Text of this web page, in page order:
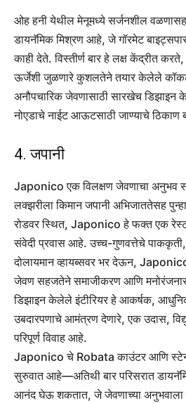
ओह हनी येथील मेनूमध्ये सर्जनशील
डायनॅमिक मिश्रण आहे, जे गॉरमेट बाइट्सपासून
काही देते. विस्तीर्ण बार हे लक्ष केंद्रीत
ऊर्जेशी जुळणारे कुशलतेने तयार केलेले
अनौपचारिक जेवणासाठी सारखेच
नोएडाचे नाईट आऊटसाठी जाण्याचे ठिकाण
4. जपानी
Japonico एक विलक्षण जेवणाचा अनुभव
लक्झरीला किमान जपानी अभिजाततेसह
रोडवर स्थित, Japonico हे फक्त एक
संवेदी प्रवास आहे. उच्च-गुणवत्तेचे
दोलायमान व्हायब्सवर भर देऊन,
जेवण सहजतेने समाजीकरण आणि
डिझाइन केलेले इंटीरियर हे आकर्षक,
उबदारपणाचे आमंत्रण देणारे, एक उदास,
परिपूर्ण विवाह आहे.
Japonico चे Robata काउंटर आणि
सुरुवात आहे—अतिथी बार परिसरात
आनंद घेऊ शकतात, जे जेवणाच्या अनुभवाला